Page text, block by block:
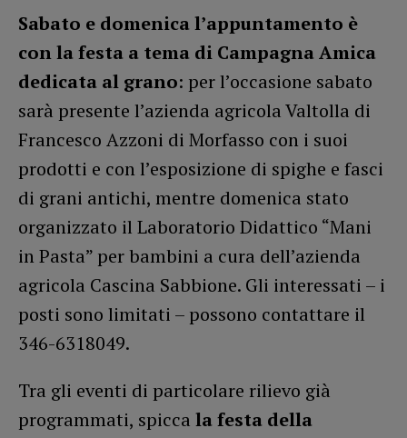
Sabato e domenica l’appuntamento è
con la festa a tema di Campagna Amica
dedicata al grano: per l’occasione sabato
sarà presente l’azienda agricola Valtolla di
Francesco Azzoni di Morfasso con i suoi
prodotti e con l’esposizione di spighe e fasci
di grani antichi, mentre domenica stato
organizzato il Laboratorio Didattico “Mani
in Pasta” per bambini a cura dell’azienda
agricola Cascina Sabbione. Gli interessati – i
posti sono limitati – possono contattare il
346-6318049.
Tra gli eventi di particolare rilievo già
programmati, spicca la festa della